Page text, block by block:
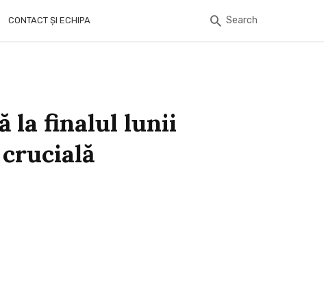
CONTACT ȘI ECHIPA Search
la finalul lunii